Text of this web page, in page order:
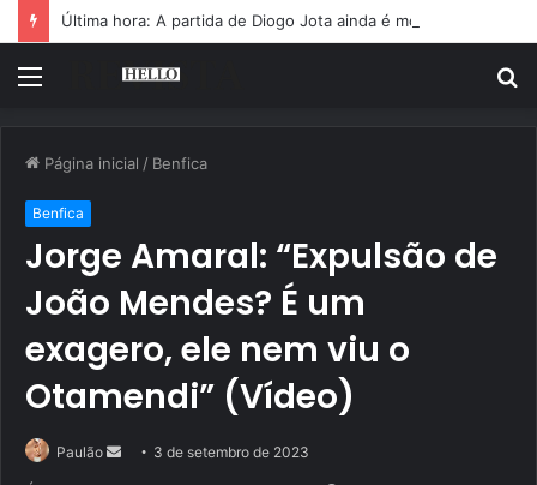
Menu
Página inicial / Benfica
Benfica
Jorge Amaral: “Expulsão de
João Mendes? É um
exagero, ele nem viu o
Otamendi” (Vídeo)
Paulão
Mande3 de setembro de 2023